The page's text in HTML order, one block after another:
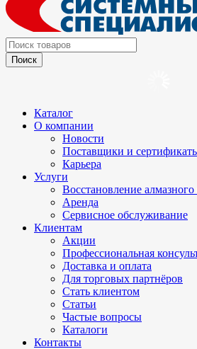
Каталог
О компании
Новости
Поставщики и
Карьера
Услуги
Восстановление
Аренда
Сервисное обслуживание
Клиентам
Акции
Профессиональная
Доставка и оплата
Для торговых партнёров
Стать клиентом
Статьи
Частые вопросы
Каталоги
Контакты